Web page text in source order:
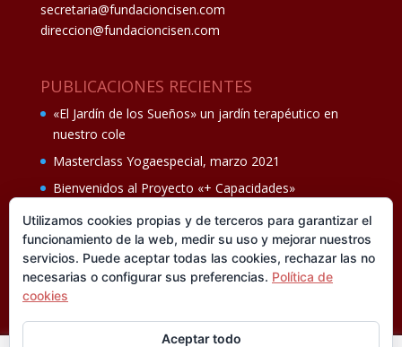
secretaria@fundacioncisen.com
direccion@fundacioncisen.com
PUBLICACIONES RECIENTES
«El Jardín de los Sueños» un jardín terapéutico en
nuestro cole
Masterclass Yogaespecial, marzo 2021
Bienvenidos al Proyecto «+ Capacidades»
Fiesta de fin de curso Los oficios 14 de junio
Ganadores del II Programa educativo Cuídate +
Utilizamos cookies propias y de terceros para garantizar el
funcionamiento de la web, medir su uso y mejorar nuestros
servicios. Puede aceptar todas las cookies, rechazar las no
necesarias o configurar sus preferencias. Política de
cookies
Aceptar todo